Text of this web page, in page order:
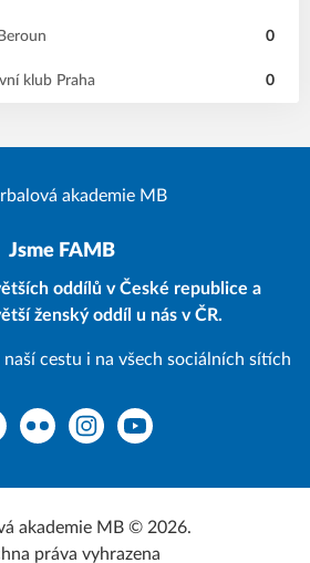
0
klub Praha 0
Jsme FAMB
oddílů v České republice a
ženský oddíl u nás v ČR.
cestu i na všech sociálních sítích
Flickr InstagramYouTube
akademie MB © 2026.
práva vyhrazena